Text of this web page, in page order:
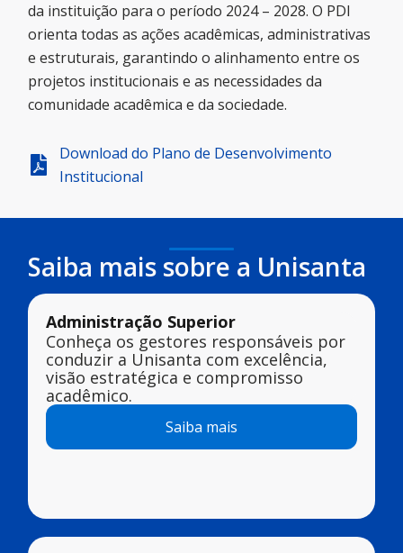
da instituição para o período 2024 – 2028. O PDI
orienta todas as ações acadêmicas, administrativas
e estruturais, garantindo o alinhamento entre os
projetos institucionais e as necessidades da
comunidade acadêmica e da sociedade.
Download do Plano de Desenvolvimento
Institucional
Saiba mais sobre a Unisanta
Administração Superior
Conheça os gestores responsáveis por
conduzir a Unisanta com excelência,
visão estratégica e compromisso
acadêmico.
Saiba mais